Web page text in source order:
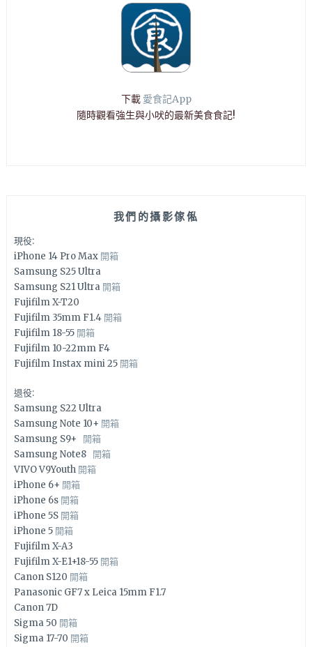
下載 愛食記App
隨時觀看強生與小吠的最新美食食記!
我們的攝影傢俬
現役:
iPhone 14 Pro Max 開箱
Samsung S25 Ultra
Samsung S21 Ultra 開箱
Fujifilm X-T20
Fujifilm 35mm F1.4 開箱
Fujifilm 18-55 開箱
Fujifilm 10-22mm F4
Fujifilm Instax mini 25 開箱
退役:
Samsung S22 Ultra
Samsung Note 10+ 開箱
Samsung S9+ 開箱
Samsung Note8 開箱
VIVO V9Youth 開箱
iPhone 6+ 開箱
iPhone 6s 開箱
iPhone 5S 開箱
iPhone 5 開箱
Fujifilm X-A3
Fujifilm X-E1+18-55 開箱
Canon S120 開箱
Panasonic GF7 x Leica 15mm F1.7
Canon 7D
Sigma 50 開箱
Sigma 17-70 開箱